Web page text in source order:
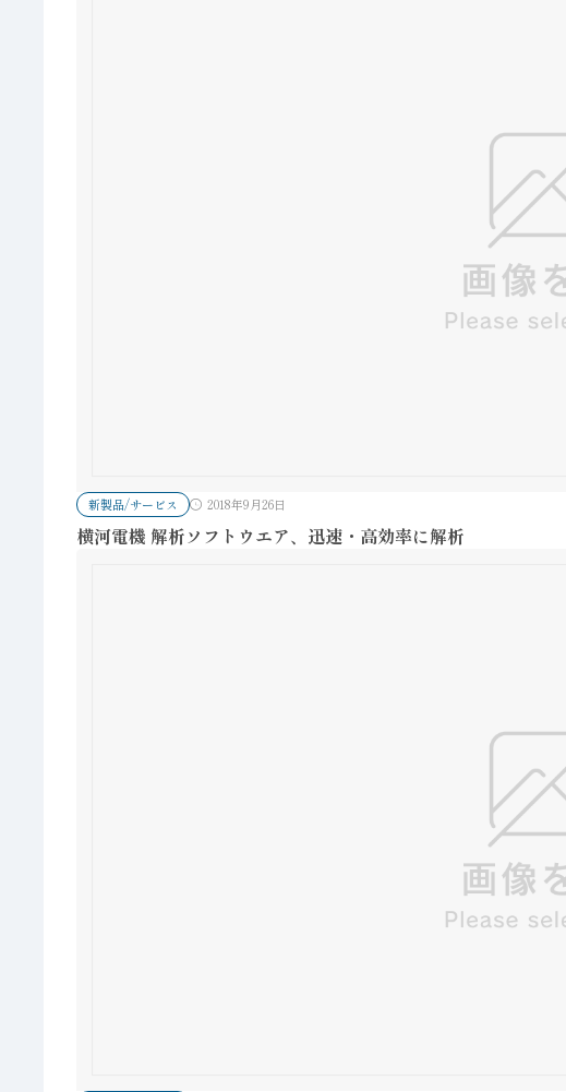
新製品/サービス 2018年9月26日
横河電機 解析ソフトウエア、迅速・高効率に解析